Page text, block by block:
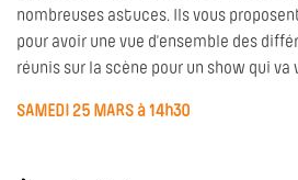
nombreuses astuces. Ils vous
pour avoir une vue d’ensemble des
réunis sur la scène pour un show qui
SAMEDI 25 MARS à 14h30